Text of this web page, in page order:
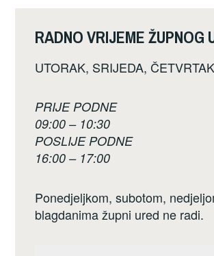
RADNO VRIJEME ŽUPNOG
UTORAK, SRIJEDA,
PRIJE PODNE
09:00 – 10:30
POSLIJE PODNE
16:00 – 17:00
Ponedjeljkom, subotom,
blagdanima župni ured ne radi.